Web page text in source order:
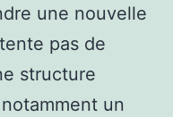
une nouvelle
pas de
structure
un